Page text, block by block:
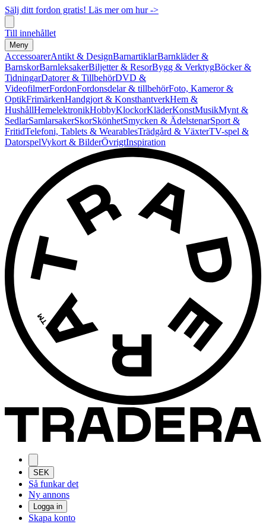
Sälj ditt fordon gratis! Läs mer om hur ->
Till innehållet
Meny
AccessoarerAntikt & DesignBarnartiklarBarnkläder &
BarnskorBarnleksakerBiljetter & ResorBygg & VerktygBöcker &
TidningarDatorer & TillbehörDVD &
VideofilmerFordonFordonsdelar & tillbehörFoto, Kameror &
OptikFrimärkenHandgjort & KonsthantverkHem &
HushållHemelektronikHobbyKlockorKläderKonstMusikMynt &
SedlarSamlarsakerSkorSkönhetSmycken & ÄdelstenarSport &
FritidTelefoni, Tablets & WearablesTrädgård & VäxterTV-spel &
DatorspelVykort & BilderÖvrigtInspiration
SEK
Så funkar det
Ny annons
Logga in
Skapa konto